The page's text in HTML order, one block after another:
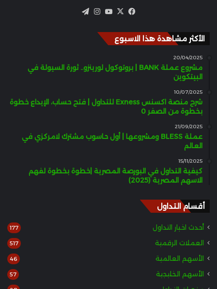
فيسبوك
‫X
‫YouTube
انستقرام
الأكثر مشاهدة هذا الاسبوع
20/04/2025
مشروع عملة BANK | بروتوكول لورينزو.. ثورة السيولة في
البيتكوين
10/07/2025
شرح منصة اكسنس Exness للتداول | فتح حساب، الإيداع خطوة
بخطوة من الصفر 0
21/09/2025
عملة BLESS ومشروعها | أول حاسوب مشترك لامركزي في
العالم
15/11/2025
كيفية التداول في البورصة المصرية |خطوة بخطوة لفهم
الاسهم المصرية (2025)
أقسام التداول
أحدث اخبار التداول 177
العملات الرقمية 517
الأسهم العالمية 46
الأسهم الخليجية 57